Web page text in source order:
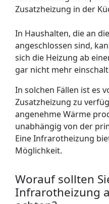
In Haushalten, die an
angeschlossen sind,
sich die Heizung ab
gar nicht mehr
In solchen Fällen ist es
Zusatzheizung zu
angenehme Wärme
unabhängig von der
Eine Infrarotheizung
Möglichkeit.
Worauf sollten
Infrarotheizung